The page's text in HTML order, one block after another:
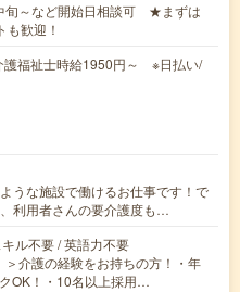
旬～など開始日相談可 ★まずは
歓迎！
福祉士時給1950円～ ※日払い/
うな施設で働けるお仕事です！で
利用者さんの要介護度も…
ル不要 / 英語力不要
＞介護の経験をお持ちの方！・年
OK！・10名以上採用…